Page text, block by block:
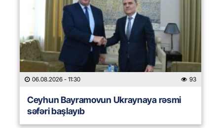
06.08.2026 - 11:30 93
Ceyhun Bayramovun Ukraynaya rəsmi
səfəri başlayıb